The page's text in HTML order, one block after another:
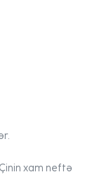
xam neftə